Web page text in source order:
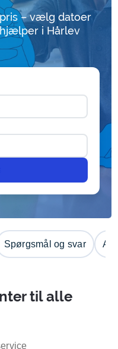
– vælg datoer
i Hårlev
Spørgsmål og svar
til alle